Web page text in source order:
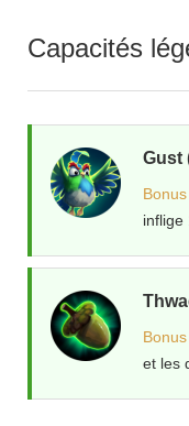
Capacités
Gust
inflige
et les